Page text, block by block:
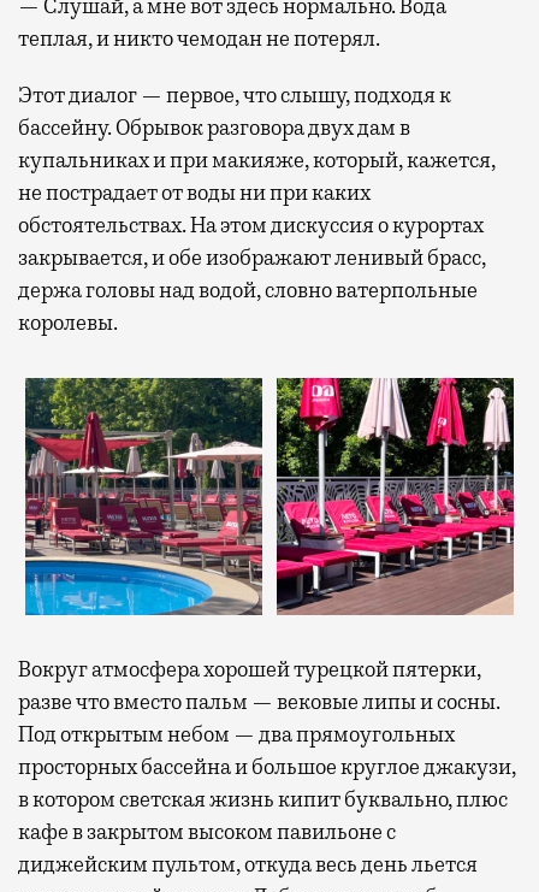
— Слушай, а мне вот здесь нормально. Вода
теплая, и никто чемодан не потерял.
Этот диалог — первое, что слышу, подходя к
бассейну. Обрывок разговора двух дам в
купальниках и при макияже, который, кажется,
не пострадает от воды ни при каких
обстоятельствах. На этом дискуссия о курортах
закрывается, и обе изображают ленивый брасс,
держа головы над водой, словно ватерпольные
королевы.
Вокруг атмосфера хорошей турецкой пятерки,
разве что вместо пальм — вековые липы и сосны.
Под открытым небом — два прямоугольных
просторных бассейна и большое круглое джакузи,
в котором светская жизнь кипит буквально, плюс
кафе в закрытом высоком павильоне с
диджейским пультом, откуда весь день льется